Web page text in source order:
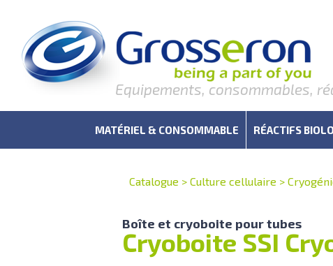
Equipements, consommables,
MATÉRIEL & CONSOMMABLE RÉACTIFS
Catalogue > Culture cellulaire >
Boîte et cryoboite pour tubes
Cryoboite SSI